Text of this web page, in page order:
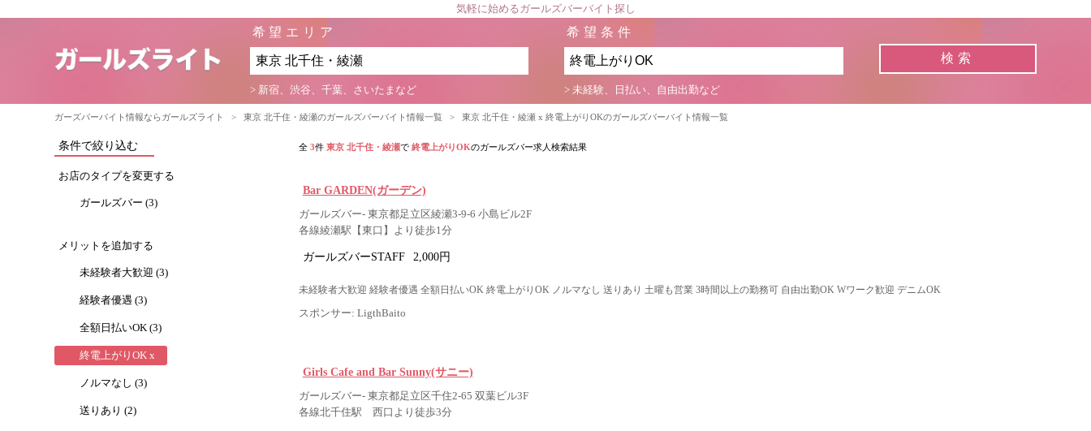
気軽に始めるガールズバーバイト探し
希望エリア
> 新宿、渋谷、千葉、さいたまなど
希望条件
> 未経験、日払い、自由出勤など
ガーズバーバイト情報ならガールズライト > 東京 北千住・綾瀬のガールズバーバイト情報一覧 > 東京 北千住・綾瀬 x 終電上がりOKのガールズバーバイト情報一覧
条件で絞り込む
お店のタイプを変更する
ガールズバー (3)
メリットを追加する
未経験者大歓迎 (3)
経験者優遇 (3)
全額日払いOK (3)
終電上がりOK x
ノルマなし (3)
送りあり (2)
全 3件 東京 北千住・綾瀬で 終電上がりOKのガールズバー求人検索結果
Bar GARDEN(ガーデン)
ガールズバー- 東京都足立区綾瀬3-9-6 小島ビル2F
各線綾瀬駅【東口】より徒歩1分
ガールズバーSTAFF 2,000円
未経験者大歓迎 経験者優遇 全額日払いOK 終電上がりOK ノルマなし 送りあり 土曜も営業 3時間以上の勤務可 自由出勤OK Wワーク歓迎 デニムOK
スポンサー: LigthBaito
Girls Cafe and Bar Sunny(サニー)
ガールズバー- 東京都足立区千住2-65 双葉ビル3F
各線北千住駅 西口より徒歩3分